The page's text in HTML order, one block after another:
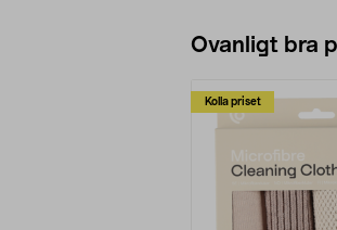
Ovanligt bra
Kolla priset